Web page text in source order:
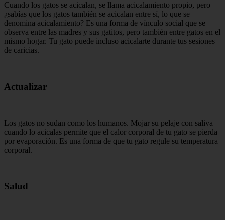
Cuando los gatos se acicalan, se llama acicalamiento propio, pero
¿sabías que los gatos también se acicalan entre sí, lo que se
denomina acicalamiento? Es una forma de vínculo social que se
observa entre las madres y sus gatitos, pero también entre gatos en el
mismo hogar. Tu gato puede incluso acicalarte durante tus sesiones
de caricias.
Actualizar
Los gatos no sudan como los humanos. Mojar su pelaje con saliva
cuando lo acicalas permite que el calor corporal de tu gato se pierda
por evaporación. Es una forma de que tu gato regule su temperatura
corporal.
Salud